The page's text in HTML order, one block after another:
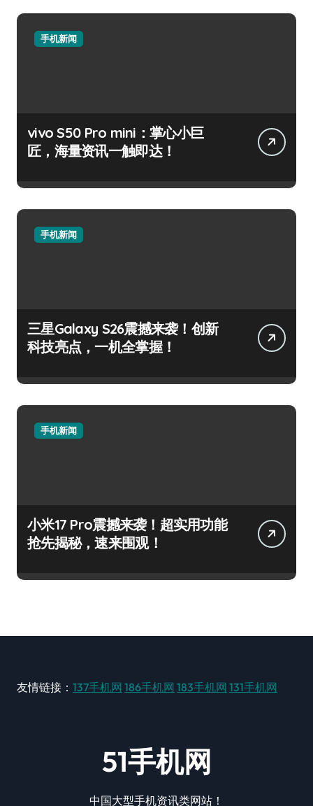
手机新闻
vivo S50 Pro mini：掌心小巨
匠，海量资讯一触即达！
手机新闻
三星Galaxy S26震撼来袭！创新
科技亮点，一机全掌握！
手机新闻
小米17 Pro震撼来袭！超实用功能
抢先揭秘，速来围观！
友情链接： 137手机网 186手机网 183手机网 131手机网
51手机网
中国大型手机资讯类网站！